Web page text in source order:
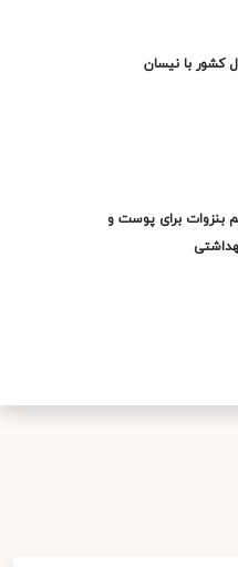
کشور با نیسان
برای پوست و